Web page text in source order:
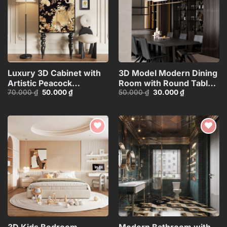
Luxury 3D Cabinet with
Artistic Peacock
Design_116350287
70.000₫ Giá
50.000₫Giá
hiện
50.000 ₫.
3D Model Modern Dining
Room with Round Table –
3ds Max_109796685
50.000₫ Giá
30.000₫Giá
hiện
30.000 ₫.
Add to
wishlist
Add to
wishlist